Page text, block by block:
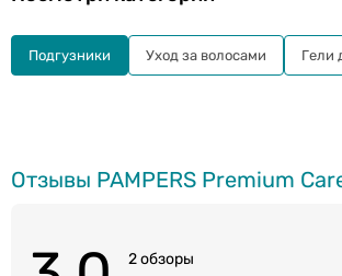
2 обзоры
Подгузники Уход за волосами Гели